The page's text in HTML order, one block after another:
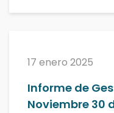
17 enero 2025
Informe de
Noviembre 30